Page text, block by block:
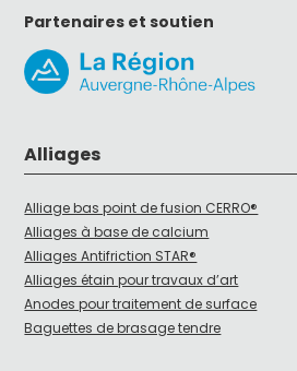
Partenaires et soutien
Alliages
Alliage bas point de fusion CERRO®
Alliages à base de calcium
Alliages Antifriction STAR®
Alliages étain pour travaux d’art
Anodes pour traitement de surface
Baguettes de brasage tendre